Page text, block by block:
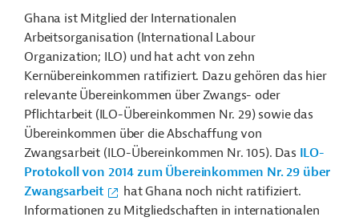
Ghana ist Mitglied der Internationalen
Arbeitsorganisation (International Labour
Organization; ILO) und hat acht von zehn
Kernübereinkommen ratifiziert. Dazu gehören das hier
relevante Übereinkommen über Zwangs- oder
Pflichtarbeit (ILO-Übereinkommen Nr. 29) sowie das
Übereinkommen über die Abschaffung von
Zwangsarbeit (ILO-Übereinkommen Nr. 105). Das ILO-
Protokoll von 2014 zum Übereinkommen Nr. 29 über
Zwangsarbeit
hat Ghana noch nicht ratifiziert.
Informationen zu Mitgliedschaften in internationalen